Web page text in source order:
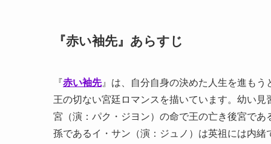
『赤い袖先』あらすじ
『赤い袖先』は、自分自身の決めた人生を進も
王の切ない宮廷ロマンスを描いています。幼い
宮（演：パク・ジヨン）の命で王の亡き後宮で
孫であるイ・サン（演：ジュノ）は英祖には内